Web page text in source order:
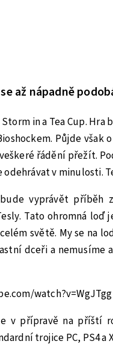
až nápadně
in a Tea Cup. Hra
Půjde
řádění přežít.
v minulosti.
vyprávět příběh
Tato ohromná loď
světě. My se na
dceři a nemusíme
v přípravě na příští
trojice PC, PS4 a